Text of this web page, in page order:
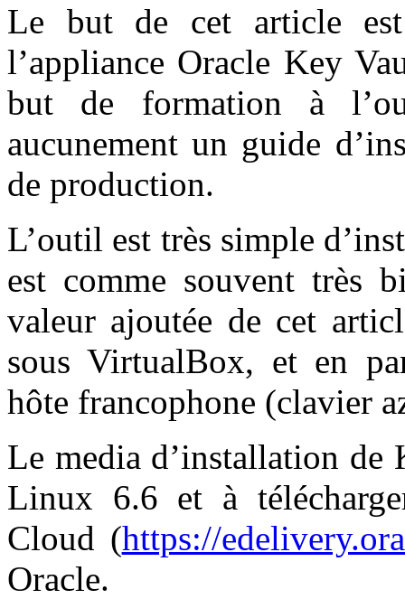
Le but de cet article est
l’appliance Oracle Key
but de formation à
aucunement un guide
de production.
L’outil est très simple
est comme souvent
valeur ajoutée de cet
sous VirtualBox, et en
hôte francophone (clavier
Le media d’installation de
Linux 6.6 et à
Cloud (https://
Oracle.